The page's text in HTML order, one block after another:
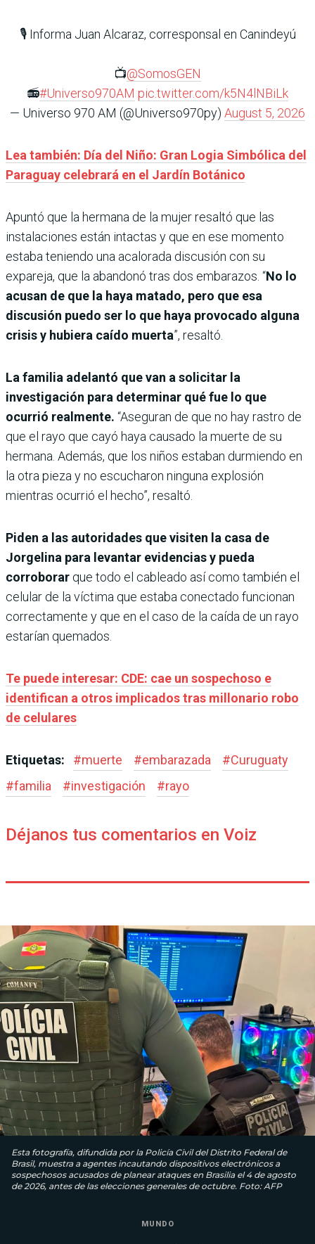
🎙️ Informa Juan Alcaraz, corresponsal en Canindeyú
📺@SomosGEN
📻#Universo970AM pic.twitter.com/k5N4lNBiLk
— Universo 970 AM (@Universo970py) August 5, 2026
Lea también: Día del Niño: Gran Logia Simbólica del
Paraguay celebrará en el Jardín Botánico
Apuntó que la hermana de la mujer resaltó que las
instalaciones están intactas y que en ese momento
estaba teniendo una acalorada discusión con su
expareja, que la abandonó tras dos embarazos. “No lo
acusan de que la haya matado, pero que esa
discusión puedo ser lo que haya provocado alguna
crisis y hubiera caído muerta”, resaltó.
La familia adelantó que van a solicitar la
investigación para determinar qué fue lo que
ocurrió realmente. “Aseguran de que no hay rastro de
que el rayo que cayó haya causado la muerte de su
hermana. Además, que los niños estaban durmiendo en
la otra pieza y no escucharon ninguna explosión
mientras ocurrió el hecho”, resaltó.
Piden a las autoridades que visiten la casa de
Jorgelina para levantar evidencias y pueda
corroborar que todo el cableado así como también el
celular de la víctima que estaba conectado funcionan
correctamente y que en el caso de la caída de un rayo
estarían quemados.
Te puede interesar: CDE: cae un sospechoso e
identifican a otros implicados tras millonario robo
de celulares
Etiquetas: #muerte #embarazada #Curuguaty
#familia #investigación #rayo
Déjanos tus comentarios en Voiz
Esta fotografía, difundida por la Policía Civil del Distrito Federal de
Brasil, muestra a agentes incautando dispositivos electrónicos a
sospechosos acusados ​​de planear ataques en Brasilia el 4 de agosto
de 2026, antes de las elecciones generales de octubre. Foto: AFP
MUNDO